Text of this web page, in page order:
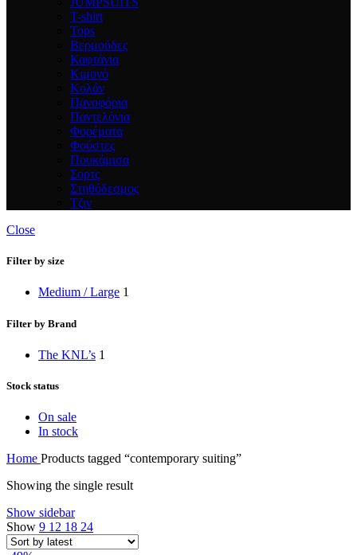
T-shirt
Tops
Βερμούδες
Καφτάνια
Κιμονό
Κολάν
Πανοφόρια
Παντελόνια
Φορέματα
Φούστες
Πουκάμισα
Σορτς
Στηθόδεσμος
Τζιν
Close
Filter by size
Medium / Large 1
Filter by Brand
The KNL’s 1
Stock status
On sale
In stock
Home Products tagged “contemporary suiting”
Showing the single result
Show sidebar
Show 9 12 18 24